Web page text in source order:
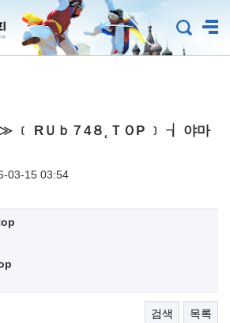
﹝ RＵｂ７4８˛ＴＯP ﹞ ┧ 야마
03-15 03:54
검색 목록